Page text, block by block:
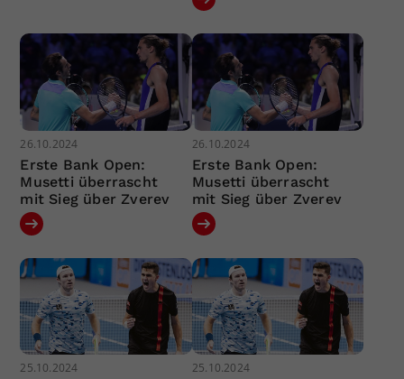
26.10.2024
Erste Bank Open:
Musetti überrascht
mit Sieg über Zverev
26.10.2024
Erste Bank Open:
Musetti überrascht
mit Sieg über Zverev
25.10.2024 25.10.2024